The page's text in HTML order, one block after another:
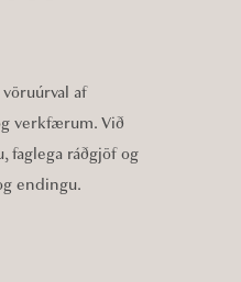
af
verkfærum. Við
faglega ráðgjöf og
endingu.